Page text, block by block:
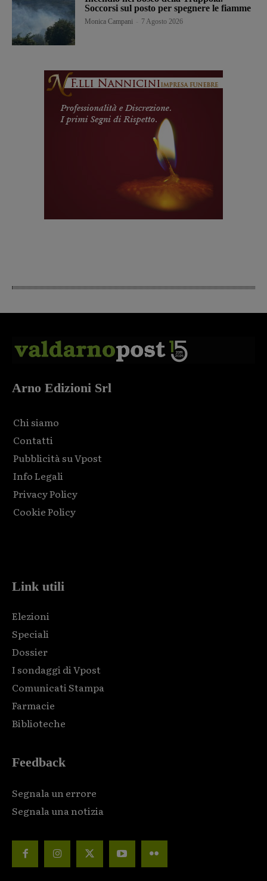
Soccorsi sul posto per spegnere le fiamme
Monica Campani 7 Agosto 2026
Arno Edizioni Srl
Chi siamo
Contatti
Pubblicità su Vpost
Info Legali
Privacy Policy
Cookie Policy
Link utili
Elezioni
Speciali
Dossier
I sondaggi di Vpost
Comunicati Stampa
Farmacie
Biblioteche
Feedback
Segnala un errore
Segnala una notizia